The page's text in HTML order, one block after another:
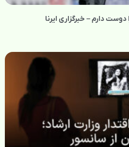
دارم – خبرگزاری ایرنا